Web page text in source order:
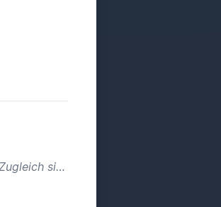
"Deals" sind Bestandteil des Alltags von Strafrichter_innen und kommen auch im Jugendstrafverfahren vor. Zugleich sind sie hochumstritten und für Richter_innen nicht selten ein Ritt auf der Rasierklinge. Wird der Gerichtssaal zum Marktplatz?